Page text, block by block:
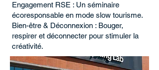
Engagement RSE : Un séminaire
écoresponsable en mode slow tourisme.
Bien-être & Déconnexion : Bouger,
respirer et déconnecter pour stimuler la
créativité.